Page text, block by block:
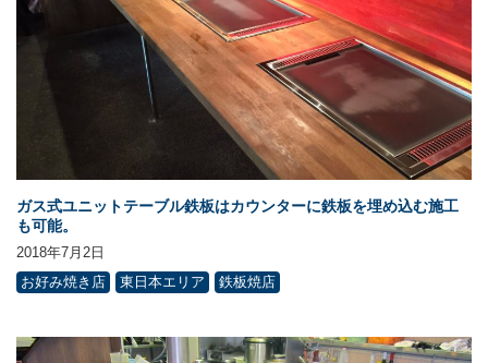
ガス式ユニットテーブル鉄板はカウンターに鉄板を埋め込む施工
も可能。
2018年7月2日
お好み焼き店
東日本エリア 鉄板焼店